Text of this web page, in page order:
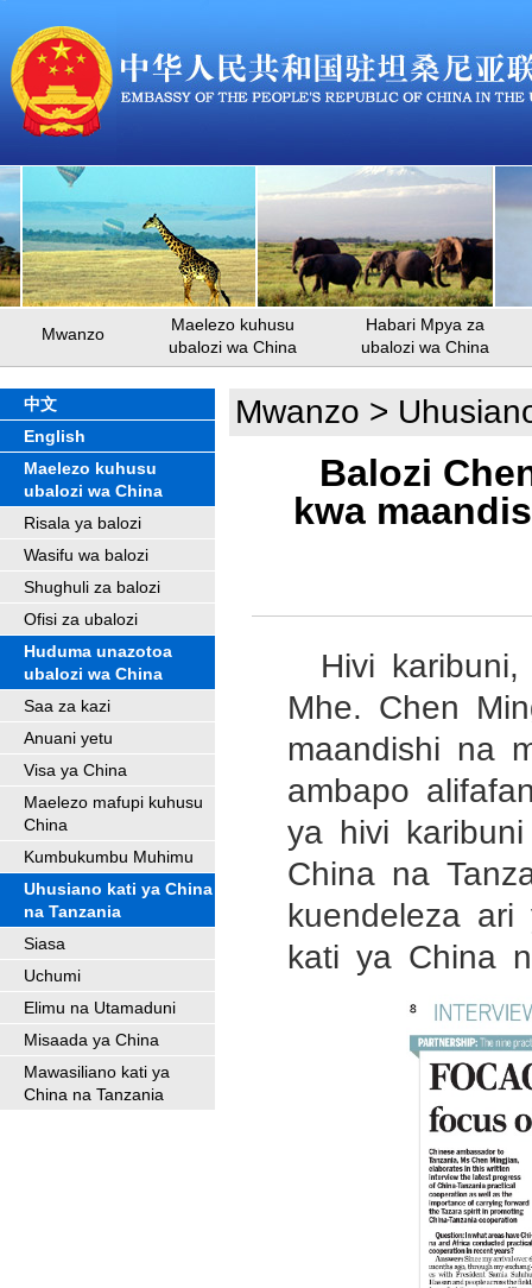
Mwanzo
Maelezo kuhusu
ubalozi wa China
Habari Mpya za
ubalozi wa China
中文
English
Maelezo kuhusu
ubalozi wa China
Risala ya balozi
Wasifu wa balozi
Shughuli za balozi
Ofisi za ubalozi
Huduma unazotoa
ubalozi wa China
Saa za kazi
Anuani yetu
Visa ya China
Maelezo mafupi kuhusu
China
Kumbukumbu Muhimu
Uhusiano kati ya China
na Tanzania
Siasa
Uchumi
Elimu na Utamaduni
Misaada ya China
Mawasiliano kati ya
China na Tanzania
Mwanzo >
Balozi
kwa
Hivi
Mhe. Chen
maandishi na
ambapo
ya hivi
China na
kuendeleza
kati ya China